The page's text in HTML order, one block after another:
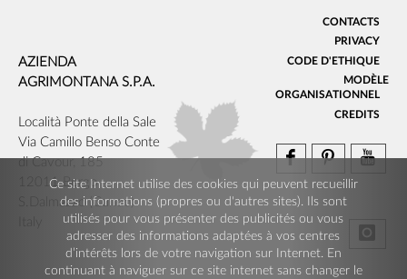
Ce site Internet utilise des cookies qui peuvent recueillir
des informations (propres ou d'autres sites). Ils sont
utilisés pour vous présenter des publicités ou vous
adresser des informations adaptées à vos centres
d’intérêts lors de votre navigation sur Internet. En
continuant à naviguer sur ce site internet sans changer le
AZIENDA
AGRIMONTANA S.P.A.
Località Ponte della Sale
Via Camillo Benso Conte
di Cavour, 185
12011 Borgo
S.Dalmazzo (Cuneo)
CONTACTS
PRIVACY
CODE D'ETHIQUE
MODÈLE
ORGANISATIONNEL
CREDITS